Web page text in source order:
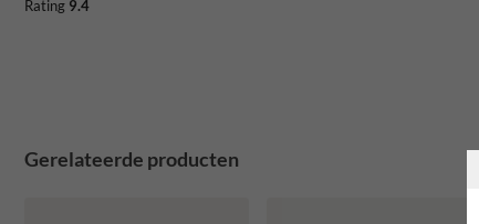
Rating 9.4
Gerelateerde producten